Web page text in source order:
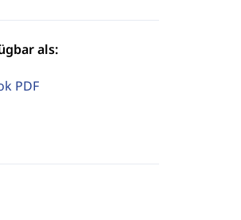
als:
PDF